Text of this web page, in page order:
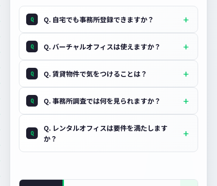
Q. 自宅でも事務所登録できますか？
Q. バーチャルオフィスは使えますか？
Q. 賃貸物件で気をつけることは？
Q. 事務所調査では何を見られますか？
Q. レンタルオフィスは要件を満たします
か？